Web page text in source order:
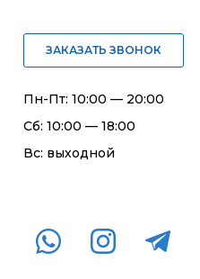
ЗАКАЗАТЬ ЗВОНОК
Пн-Пт: 10:00 — 20:00
Сб: 10:00 — 18:00
Вс: выходной